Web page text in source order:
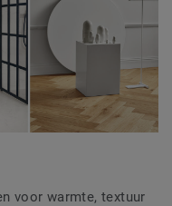
voor warmte, textuur